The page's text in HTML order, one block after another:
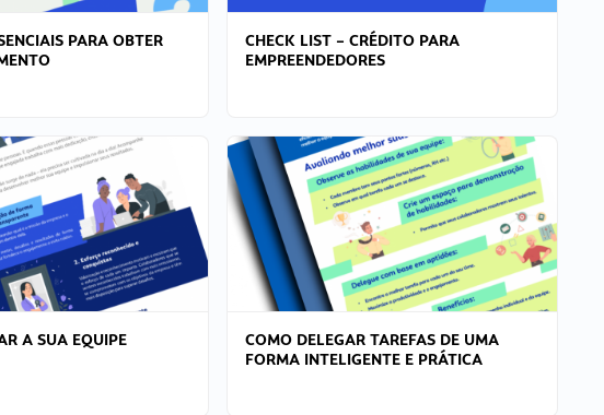
PARA OBTER
CHECK LIST – CRÉDITO PARA
EMPREENDEDORES
A SUA EQUIPE
COMO DELEGAR TAREFAS DE UMA
FORMA INTELIGENTE E PRÁTICA